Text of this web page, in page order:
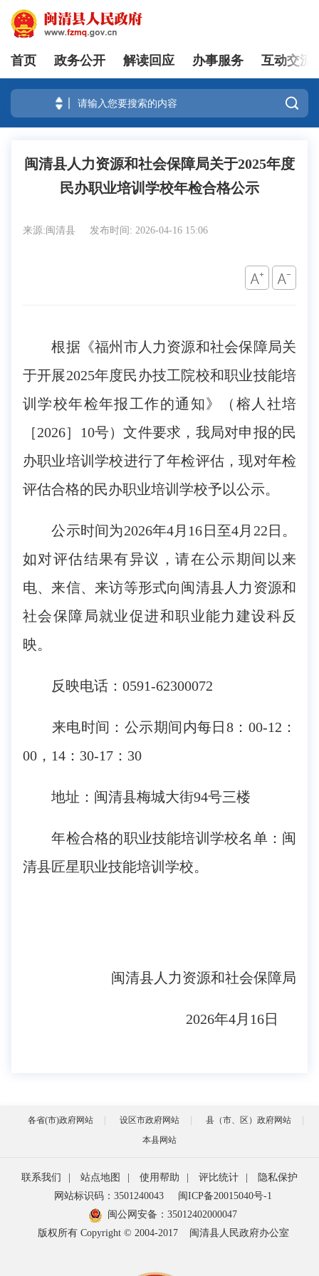
登录
首页 政务公开 解读回应 办事服务 互动交流

闽清县人力资源和社会保障局关于2025年度
民办职业培训学校年检合格公示
来源:闽清县 发布时间: 2026-04-16 15:06
根据《福州市人力资源和社会保障局关
于开展2025年度民办技工院校和职业技能培
训学校年检年报工作的通知》（榕人社培
［2026］10号）文件要求，我局对申报的民
办职业培训学校进行了年检评估，现对年检
评估合格的民办职业培训学校予以公示。
公示时间为2026年4月16日至4月22日。
如对评估结果有异议，请在公示期间以来
电、来信、来访等形式向闽清县人力资源和
社会保障局就业促进和职业能力建设科反
映。
反映电话：0591-62300072
来电时间：公示期间内每日8：00-12：
00，14：30-17：30
地址：闽清县梅城大街94号三楼
年检合格的职业技能培训学校名单：闽
清县匠星职业技能培训学校。
闽清县人力资源和社会保障局
2026年4月16日
各省(市)政府网站 设区市政府网站
县（市、区）政府网站
本县网站
联系我们 站点地图 使用帮助 评比统计
隐私保护
网站标识码：3501240043
闽ICP备20015040号-1
闽公网安备： 35012402000047
版权所有 Copyright © 2004-2017
闽清县人民政府办公室